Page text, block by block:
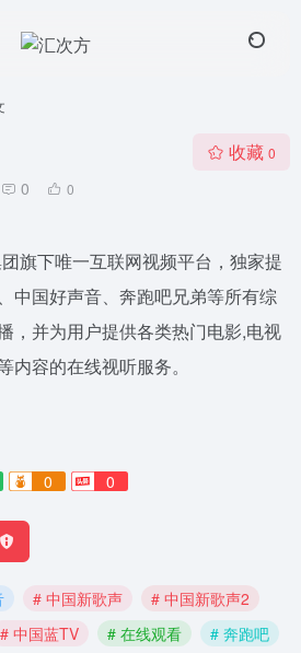
0 0
收藏 0
旗下唯一互联网视频平台，独家提
中国好声音、奔跑吧兄弟等所有综
，并为用户提供各类热门电影,电视
内容的在线视听服务。
0 0
# 中国新歌声
# 中国新歌声2
# 中国蓝TV # 在线观看
# 奔跑吧